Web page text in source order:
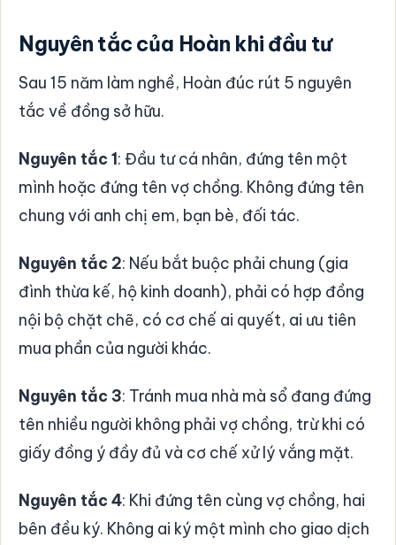
Nguyên tắc của Hoàn khi đầu tư
Sau 15 năm làm nghề, Hoàn đúc rút 5 nguyên
tắc về đồng sở hữu.
Nguyên tắc 1: Đầu tư cá nhân, đứng tên một
mình hoặc đứng tên vợ chồng. Không đứng tên
chung với anh chị em, bạn bè, đối tác.
Nguyên tắc 2: Nếu bắt buộc phải chung (gia
đình thừa kế, hộ kinh doanh), phải có hợp đồng
nội bộ chặt chẽ, có cơ chế ai quyết, ai ưu tiên
mua phần của người khác.
Nguyên tắc 3: Tránh mua nhà mà sổ đang đứng
tên nhiều người không phải vợ chồng, trừ khi có
giấy đồng ý đầy đủ và cơ chế xử lý vắng mặt.
Nguyên tắc 4: Khi đứng tên cùng vợ chồng, hai
bên đều ký. Không ai ký một mình cho giao dịch